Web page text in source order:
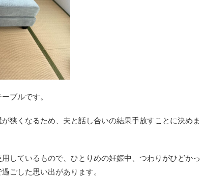
ブルです。
狭くなるため、夫と話し合いの結果手放すことに決めま
しているもので、ひとりめの妊娠中、つわりがひどかっ
ごした思い出があります。